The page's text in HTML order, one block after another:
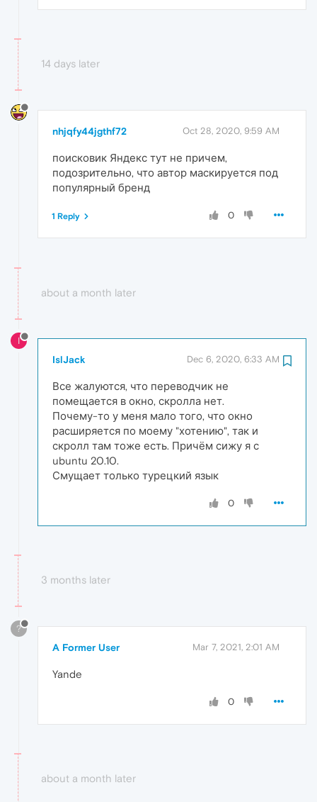
14 days later
nhjqfy44jgthf72 Oct 28, 2020, 9:59 AM
поисковик Яндекс тут не причем,
подозрительно, что автор маскируется под
популярный бренд
0
1 Reply
about a month later
I
IslJack Dec 6, 2020, 6:33 AM
Все жалуются, что переводчик не
помещается в окно, скролла нет.
Почему-то у меня мало того, что окно
расширяется по моему "хотению", так и
скролл там тоже есть. Причём сижу я с
ubuntu 20.10.
Смущает только турецкий язык
0
3 months later
?
A Former User Mar 7, 2021, 2:01 AM
Yande
0
about a month later